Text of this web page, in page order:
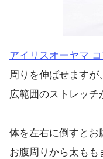
アイリスオーヤマ
周りを伸ばせます
広範囲のストレッチ
体を左右に倒すとお
お腹周りから太もも